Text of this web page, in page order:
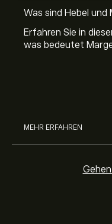
Was sind Hebel und
Erfahren Sie in
was bedeutet
MEHR ERFAHREN